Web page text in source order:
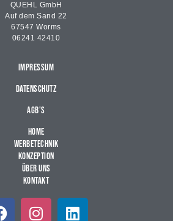
QUEHL GmbH
Auf dem Sand 22
67547 Worms
06241 42410
IMPRESSUM
DATENSCHUTZ
AGB's
Home
Werbetechnik
Konzeption
Über uns
Kontakt